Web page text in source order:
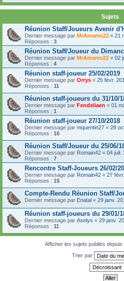
Sujets
Réunion Staff/Joueurs Avenir
Dernier message par MrAmares22 « 21
Réponses : 3
Réunion Staff/Joueur du
Dernier message par MrAmares22 « 02
Réponses : 4
Réunion staff-joueur 25/02/2019
Dernier message par Orrys « 25 févr.
Réponses : 11
Réunion staff-joueurs du 31/10/
Dernier message par Fendeliaen « 01
Réponses : 1
Réunion staff-joueur 27/10/2018
Dernier message par mquentin27 « 28
Réponses : 16
Réunion Staff/Joueur du 25/06/
Dernier message par Romain42 « 04 juil.
Réponses : 7
Rencontre Staff-Joueurs 26/02/
Dernier message par Romain42 « 27
Réponses : 15
Compte-Rendu Réunion Staff/
Dernier message par Enatal « 29 janv.
Réunion staff-joueurs du 29/01/
Dernier message par Aselys « 29 janv.
Réponses : 11
Afficher les sujets publiés depuis
Trier par